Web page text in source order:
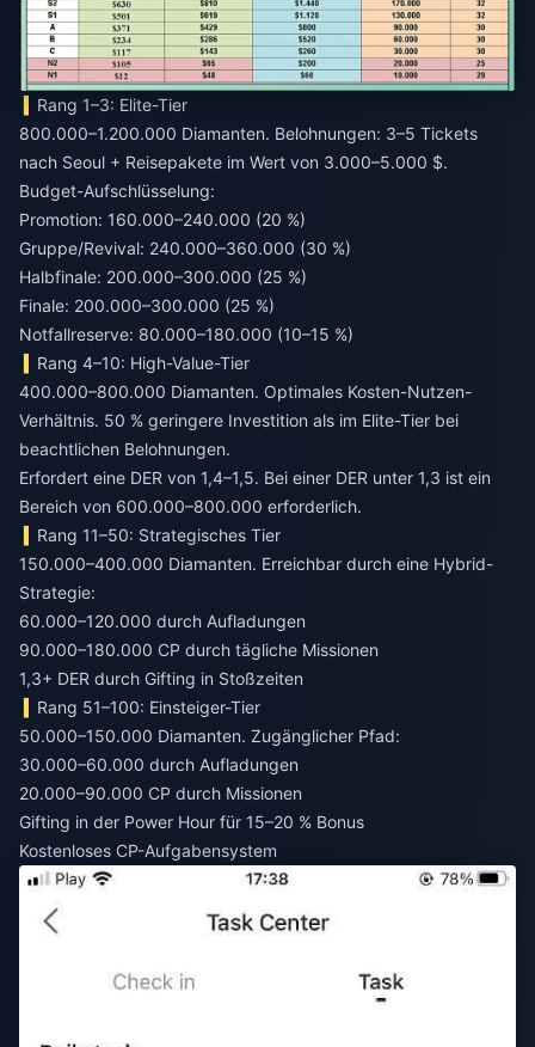
Rang 1–3: Elite-Tier
800.000–1.200.000 Diamanten. Belohnungen: 3–5 Tickets
nach Seoul + Reisepakete im Wert von 3.000–5.000 $.
Budget-Aufschlüsselung:
Promotion: 160.000–240.000 (20 %)
Gruppe/Revival: 240.000–360.000 (30 %)
Halbfinale: 200.000–300.000 (25 %)
Finale: 200.000–300.000 (25 %)
Notfallreserve: 80.000–180.000 (10–15 %)
Rang 4–10: High-Value-Tier
400.000–800.000 Diamanten. Optimales Kosten-Nutzen-
Verhältnis. 50 % geringere Investition als im Elite-Tier bei
beachtlichen Belohnungen.
Erfordert eine DER von 1,4–1,5. Bei einer DER unter 1,3 ist ein
Bereich von 600.000–800.000 erforderlich.
Rang 11–50: Strategisches Tier
150.000–400.000 Diamanten. Erreichbar durch eine Hybrid-
Strategie:
60.000–120.000 durch Aufladungen
90.000–180.000 CP durch tägliche Missionen
1,3+ DER durch Gifting in Stoßzeiten
Rang 51–100: Einsteiger-Tier
50.000–150.000 Diamanten. Zugänglicher Pfad:
30.000–60.000 durch Aufladungen
20.000–90.000 CP durch Missionen
Gifting in der Power Hour für 15–20 % Bonus
Kostenloses CP-Aufgabensystem